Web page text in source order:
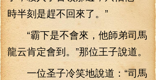
時半刻是趕不回來了。”
“霸下是不會來，他師弟司馬
龍云肯定會到。”那位王子說道。
一位圣子冷笑地說道：“司馬